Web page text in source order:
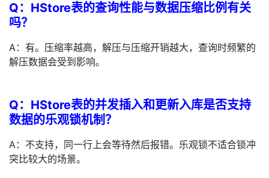
的
课
我
的
我
藏
技
术
持
的
云
建
Q：HStore表的查询性能与数据压缩比例有关
吗？
A：有。压缩率越高，解压与压缩开销越大，查询时频繁的
解压数据会受到影响。
Q：HStore表的并发插入和更新入库是否支持
数据的乐观锁机制？
A：不支持，同一行上会等待然后报错。乐观锁不适合锁冲
突比较大的场景。